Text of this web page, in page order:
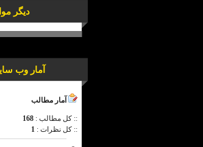
دیگر
آمار وب
آمار مطالب
:: کل مطالب :168
:: کل نظرات :1